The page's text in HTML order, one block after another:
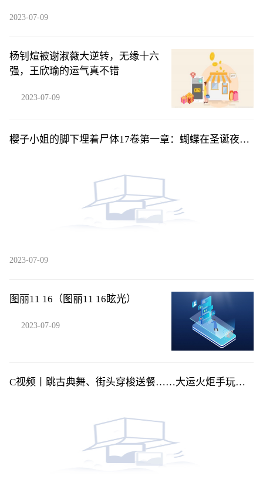
2023-07-09
杨钊煊被谢淑薇大逆转，无缘十六
强，王欣瑜的运气真不错
2023-07-09
樱子小姐的脚下埋着尸体17卷第一章：蝴蝶在圣诞夜展
2023-07-09
图丽11 16（图丽11 16眩光）
2023-07-09
C视频丨跳古典舞、街头穿梭送餐……大运火炬手玩转